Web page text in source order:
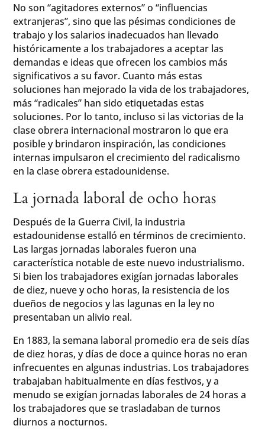
No son “agitadores externos” o “influencias
extranjeras”, sino que las pésimas condiciones de
trabajo y los salarios inadecuados han llevado
históricamente a los trabajadores a aceptar las
demandas e ideas que ofrecen los cambios más
significativos a su favor. Cuanto más estas
soluciones han mejorado la vida de los trabajadores,
más “radicales” han sido etiquetadas estas
soluciones. Por lo tanto, incluso si las victorias de la
clase obrera internacional mostraron lo que era
posible y brindaron inspiración, las condiciones
internas impulsaron el crecimiento del radicalismo
en la clase obrera estadounidense.
La jornada laboral de ocho horas
Después de la Guerra Civil, la industria
estadounidense estalló en términos de crecimiento.
Las largas jornadas laborales fueron una
característica notable de este nuevo industrialismo.
Si bien los trabajadores exigían jornadas laborales
de diez, nueve y ocho horas, la resistencia de los
dueños de negocios y las lagunas en la ley no
presentaban un alivio real.
En 1883, la semana laboral promedio era de seis días
de diez horas, y días de doce a quince horas no eran
infrecuentes en algunas industrias. Los trabajadores
trabajaban habitualmente en días festivos, y a
menudo se exigían jornadas laborales de 24 horas a
los trabajadores que se trasladaban de turnos
diurnos a nocturnos.